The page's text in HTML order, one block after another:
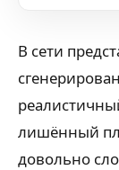
В сети
лишённый
довольно